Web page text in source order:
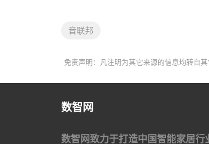
音联邦
免责声明：凡注明为其它来源的信息均转自
数智网
数智网致力于打造中国智能家居行